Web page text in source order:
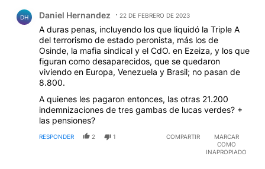
DH Daniel Hernandez 22 DE FEBRERO DE 2023
A duras penas, incluyendo los que liquidó la Triple A
del terrorismo de estado peronista, más los de
Osinde, la mafia sindical y el CdO. en Ezeiza, y los que
figuran como desaparecidos, que se quedaron
viviendo en Europa, Venezuela y Brasil; no pasan de
8.800.
A quienes les pagaron entonces, las otras 21.200
indemnizaciones de tres gambas de lucas verdes? +
las pensiones?
RESPONDER 2 1 COMPARTIR
MARCAR
COMO
INAPROPIADO